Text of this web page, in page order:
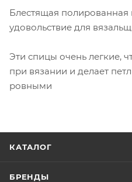
Блестящая полированная
удовольствие для
Эти спицы очень легкие,
при вязании и делает
ровными
КАТАЛОГ
БРЕНДЫ